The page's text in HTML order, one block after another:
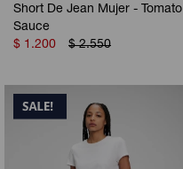
Short De Jean Mujer - Tomato
Sauce
$ 1.200 $ 2.550